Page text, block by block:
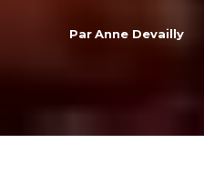
ParAnne Devailly